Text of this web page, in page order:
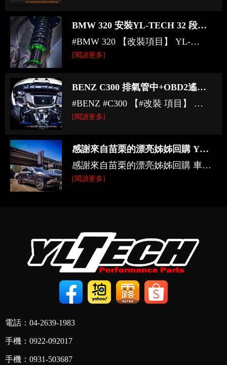
公司】 台中市梧棲區港埠路一段
160號 04-26391983
BMW 320 安裝YL-TECH 32 段高低軟硬筒身可調避震器
#BMW 320 【改裝項目】 YL-
TECH 32 段高低軟硬筒身可調避震
卡、Apple Pay 、Google Pay 【萬
宇國際有限公司】 台中市梧棲區港
[閱讀更多]
BENZ C300 排氣管中+OBD2遙控雙筒閥門尾+C43後下含尾飾管 +卡夢尾翼+電腦一階動力升級
#BENZ #C300 【#改裝 項目】 排
氣管中+OBD2遙控雙筒閥門尾 C43
動力升級 【萬宇國際有限公司】
台中市梧棲區港埠路一段160號 04-
26391983
[閱讀更多]
感謝來自苗栗的漂亮姊姊回購 YLTECH鍛造前大六活塞356MM雙片式碟盤
感謝來自苗栗的漂亮姊姊回購 車主
買了新車就馬上預約安裝 車主說：
果還在觀望的朋友，歡迎來試乘體
驗 為了安全，絕對...
[閱讀更多]
電話：04-2639-1983
手機：0922-092017
手機：0931-503687